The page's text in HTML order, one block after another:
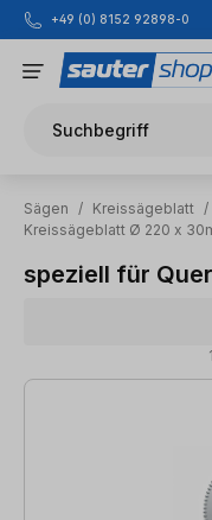
Zum Hauptinhalt
+49 (0) 8152 92898-0
Suchbegriff
Sägen / Kreissägeblatt /
Kreissägeblatt Ø 220 x
speziell für
1 Artikel gefunden